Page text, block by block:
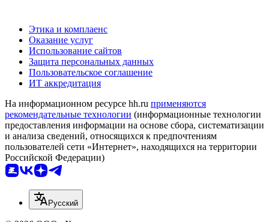
Этика и комплаенс
Оказание услуг
Использование сайтов
Защита персональных данных
Пользовательское соглашение
ИТ аккредитация
На информационном ресурсе hh.ru применяются
рекомендательные технологии (информационные технологии
предоставления информации на основе сбора, систематизации
и анализа сведений, относящихся к предпочтениям
пользователей сети «Интернет», находящихся на территории
Российской Федерации)
Русский